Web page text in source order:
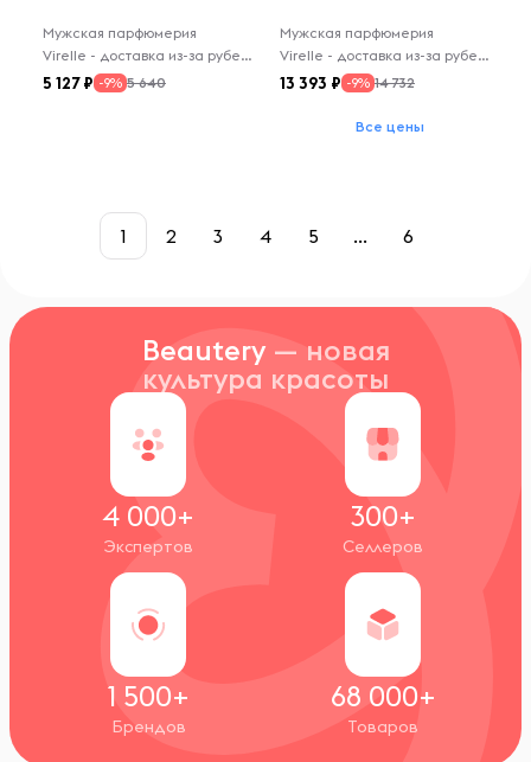
Мужская парфюмерия
Virelle - доставка из-за рубежа
5 127 -9% 5 640
Мужская парфюмерия
Virelle - доставка из-за рубежа
13 393 -9% 14 732
Все цены
1 2 3 4 5 ... 6
Beautery — новая
культура красоты
4 000+
Экспертов
300+
Селлеров
1 500+
Брендов
68 000+
Товаров